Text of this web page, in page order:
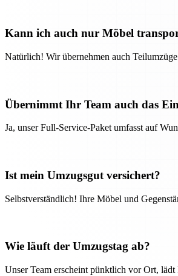
Kann ich auch nur Möbel
Natürlich! Wir übernehmen auch
Übernimmt Ihr Team auch das
Ja, unser Full-Service-Paket umfasst auf
Ist mein Umzugsgut versichert?
Selbstverständlich! Ihre Möbel und
Wie läuft der Umzugstag ab?
Unser Team erscheint pünktlich vor Ort,